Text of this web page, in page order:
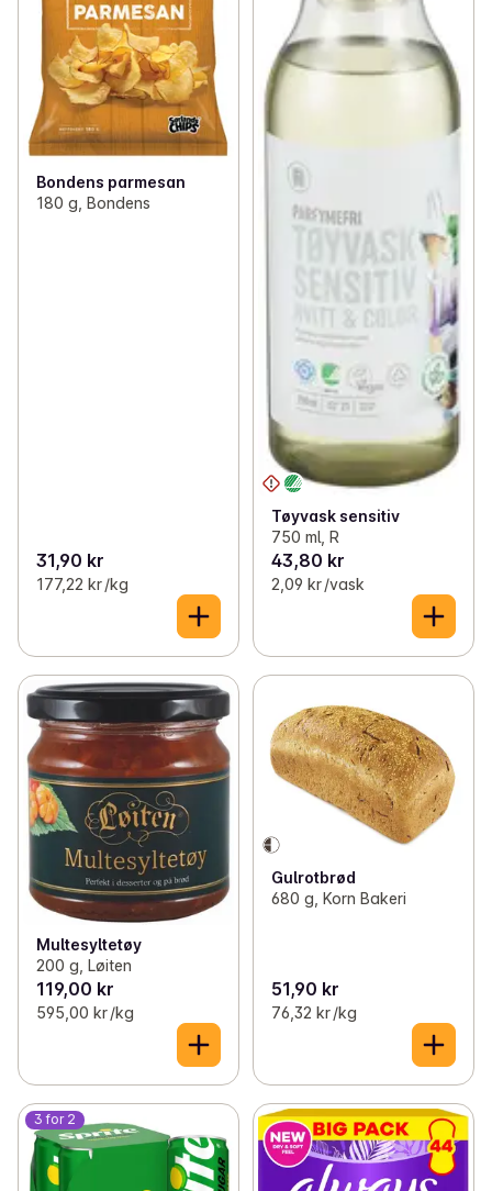
Bondens parmesan
180 g, Bondens
31,90 kr
177,22 kr /kg
Tøyvask sensitiv
750 ml, R
43,80 kr
2,09 kr /vask
Multesyltetøy
200 g, Løiten
119,00 kr
595,00 kr /kg
Gulrotbrød
680 g, Korn Bakeri
51,90 kr
76,32 kr /kg
3 for 2